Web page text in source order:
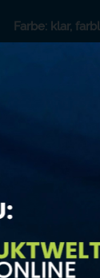
Farbe: klar,
Geeignet für